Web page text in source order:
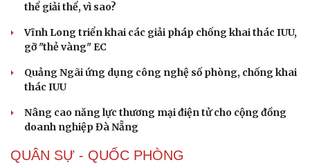
thể giải thể, vì sao?
Vĩnh Long triển khai các giải pháp chống khai thác IUU,
gỡ "thẻ vàng" EC
Quảng Ngãi ứng dụng công nghệ số phòng, chống khai
thác IUU
Nâng cao năng lực thương mại điện tử cho cộng đồng
doanh nghiệp Đà Nẵng
QUÂN SỰ - QUỐC PHÒNG